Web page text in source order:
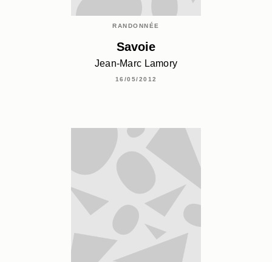
RANDONNÉE
Savoie
Jean-Marc Lamory
16/05/2012